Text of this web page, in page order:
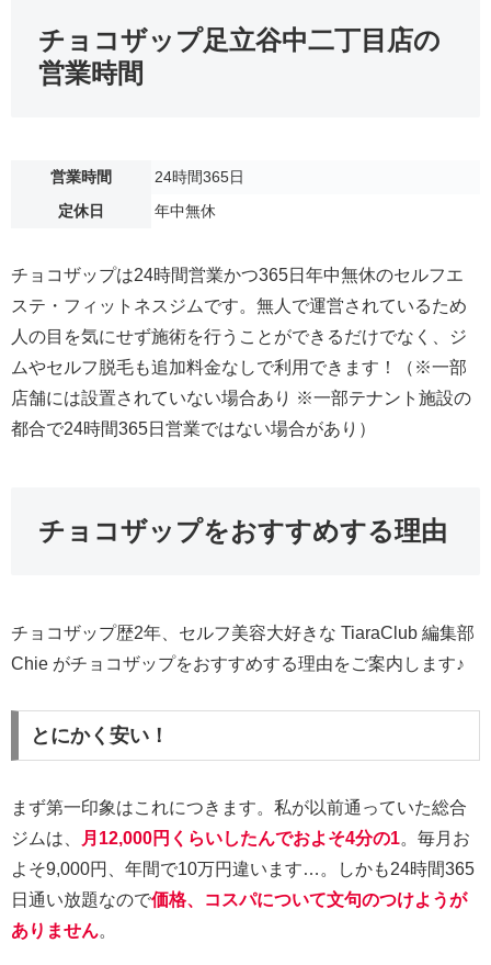
チョコザップ足立谷中二丁目店の
営業時間
営業時間
24時間365日
定休日
年中無休
チョコザップは24時間営業かつ365日年中無休のセルフエ
ステ・フィットネスジムです。無人で運営されているため
人の目を気にせず施術を行うことができるだけでなく、ジ
ムやセルフ脱毛も追加料金なしで利用できます！（※一部
店舗には設置されていない場合あり ※一部テナント施設の
都合で24時間365日営業ではない場合があり）
チョコザップをおすすめする理由
チョコザップ歴2年、セルフ美容大好きな TiaraClub 編集部
Chie がチョコザップをおすすめする理由をご案内します♪
とにかく安い！
まず第一印象はこれにつきます。私が以前通っていた総合
ジムは、
月12,000円くらいしたんでおよそ4分の1。毎月お
よそ9,000円、年間で10万円違います…。しかも24時間365
日通い放題なので価格、コスパについて文句のつけようが
ありません。